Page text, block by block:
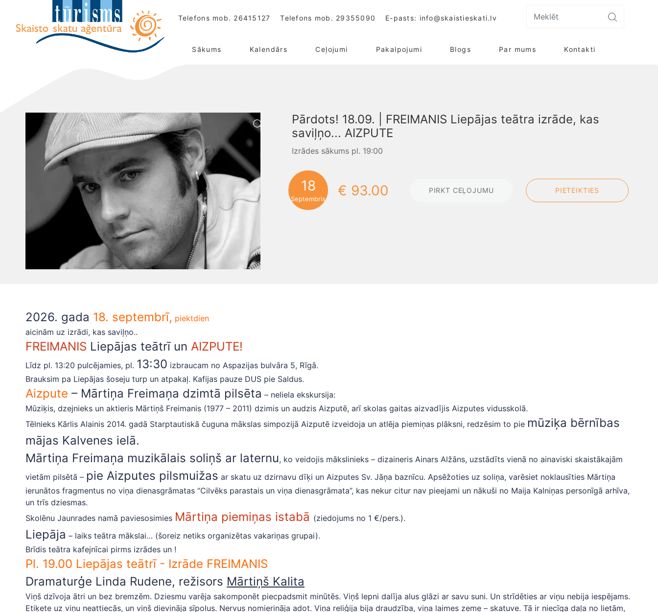
Telefons mob. 26415127 Telefons mob. 29355090 E-pasts: info@skaistieskati.lv
Sākums Kalendārs Ceļojumi Pakalpojumi Blogs Par mums Kontakti
Pārdots! 18.09. | FREIMANIS Liepājas teātra izrāde, kas
saviļņo... AIZPUTE
Izrādes sākums pl. 19:00
18
Septembris
€ 93.00 PIRKT CEĻOJUMU PIETEIKTIES
2026. gada 18. septembrī, piektdien
aicinām uz izrādi, kas saviļņo..
FREIMANIS Liepājas teātrī un AIZPUTE!
Līdz pl. 13:20 pulcējamies, pl. 13:30 izbraucam no Aspazijas bulvāra 5, Rīgā.
Brauksim pa Liepājas šoseju turp un atpakaļ. Kafijas pauze DUS pie Saldus.
Aizpute – Mārtiņa Freimaņa dzimtā pilsēta – neliela ekskursija:
Mūziķis, dzejnieks un aktieris Mārtiņš Freimanis (1977 – 2011) dzimis un audzis Aizputē, arī skolas gaitas aizvadījis Aizputes vidusskolā.
Tēlnieks Kārlis Alainis 2014. gadā Starptautiskā čuguna mākslas simpozijā Aizputē izveidoja un atlēja piemiņas plāksni, redzēsim to pie mūziķa bērnības
mājas Kalvenes ielā.
Mārtiņa Freimaņa muzikālais soliņš ar laternu, ko veidojis mākslinieks – dizaineris Ainars Alžāns, uzstādīts vienā no ainaviski skaistākajām
vietām pilsētā – pie Aizputes pilsmuižas ar skatu uz dzirnavu dīķi un Aizputes Sv. Jāņa baznīcu. Apsēžoties uz soliņa, varēsiet noklausīties Mārtiņa
ierunātos fragmentus no viņa dienasgrāmatas “Cilvēks parastais un viņa dienasgrāmata”, kas nekur citur nav pieejami un nākuši no Maija Kalniņas personīgā arhīva,
un trīs dziesmas.
Skolēnu Jaunrades namā paviesosimies Mārtiņa piemiņas istabā (ziedojums no 1 €/pers.).
Liepāja – laiks teātra mākslai… (šoreiz netiks organizētas vakariņas grupai).
Brīdis teātra kafejnīcai pirms izrādes un !
Pl. 19.00 Liepājas teātrī - Izrāde FREIMANIS
Dramaturģe Linda Rudene, režisors Mārtiņš Kalita
Viņš dzīvoja ātri un bez bremzēm. Dziesmu varēja sakomponēt piecpadsmit minūtēs. Viņš lepni dalīja alus glāzi ar savu suni. Un strīdēties ar viņu nebija iespējams.
Etiķete uz viņu neattiecās, un viņš dievināja sīpolus. Nervus nomierināja adot. Viņa reliģija bija draudzība, viņa laimes zeme – skatuve. Tā ir niecīga daļa no lietām,